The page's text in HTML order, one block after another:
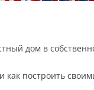
дом в
как построить